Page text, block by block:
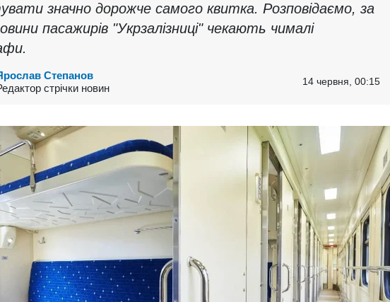
значно дорожче самого квитка. Розповідаємо, за
пасажирів "Укрзалізниці" чекають чималі
Степанов
стрічки новин
14 червня, 00:15